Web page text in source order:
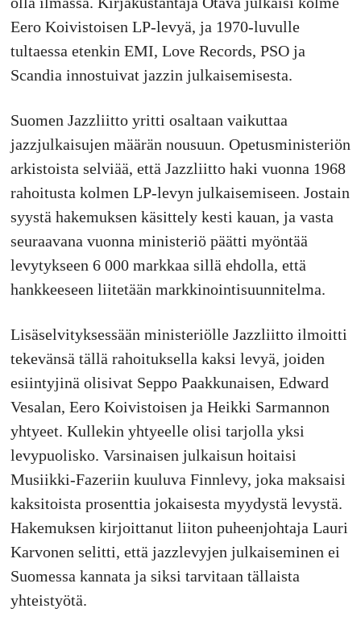
Eero Koivistoisen LP-levyä, ja 1970-luvulle
tultaessa etenkin EMI, Love Records, PSO ja
Scandia innostuivat jazzin julkaisemisesta.
Suomen Jazzliitto yritti osaltaan vaikuttaa
jazzjulkaisujen määrän nousuun. Opetusministeriön
arkistoista selviää, että Jazzliitto haki vuonna 1968
rahoitusta kolmen LP-levyn julkaisemiseen. Jostain
syystä hakemuksen käsittely kesti kauan, ja vasta
seuraavana vuonna ministeriö päätti myöntää
levytykseen 6 000 markkaa sillä ehdolla, että
hankkeeseen liitetään markkinointisuunnitelma.
Lisäselvityksessään ministeriölle Jazzliitto ilmoitti
tekevänsä tällä rahoituksella kaksi levyä, joiden
esiintyjinä olisivat Seppo Paakkunaisen, Edward
Vesalan, Eero Koivistoisen ja Heikki Sarmannon
yhtyeet. Kullekin yhtyeelle olisi tarjolla yksi
levypuolisko. Varsinaisen julkaisun hoitaisi
Musiikki-Fazeriin kuuluva Finnlevy, joka maksaisi
kaksitoista prosenttia jokaisesta myydystä levystä.
Hakemuksen kirjoittanut liiton puheenjohtaja Lauri
Karvonen selitti, että jazzlevyjen julkaiseminen ei
Suomessa kannata ja siksi tarvitaan tällaista
yhteistyötä.